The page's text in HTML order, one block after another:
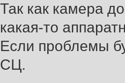
Так как камера
какая-то
Если проблемы
СЦ.